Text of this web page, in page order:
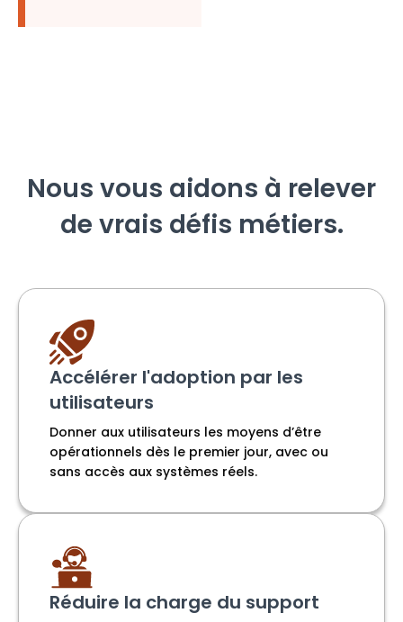
Nous vous aidons à relever
de vrais défis métiers.
Accélérer l'adoption par les
utilisateurs
Donner aux utilisateurs les moyens d’être
opérationnels dès le premier jour, avec ou
sans accès aux systèmes réels.
Réduire la charge du support